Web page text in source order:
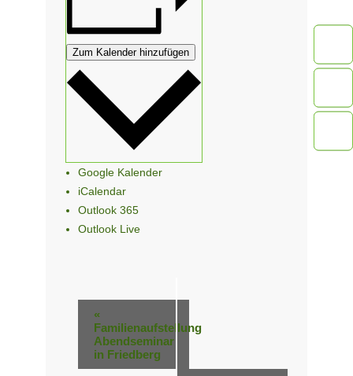
Zum Kalender hinzufügen
Google Kalender
iCalendar
Outlook 365
Outlook Live
Veranstaltung-
Navigation
«
Familienaufstellung
Abendseminar
in Friedberg